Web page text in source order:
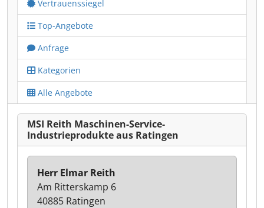
Vertrauenssiegel
Top-Angebote
Anfrage
Kategorien
Alle Angebote
MSI Reith Maschinen-Service-
Industrieprodukte aus Ratingen
Herr Elmar Reith
Am Ritterskamp 6
40885 Ratingen